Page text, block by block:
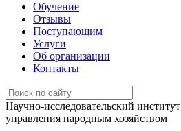
Обучение
Отзывы
Поступающим
Услуги
Об организации
Контакты
Научно-исследовательский институт
управления народным хозяйством